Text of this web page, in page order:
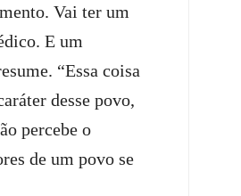
Vai ter um
E um
“Essa coisa
desse povo,
percebe o
de um povo se